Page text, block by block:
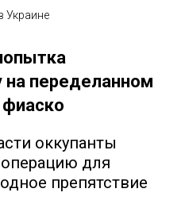
Украине
на переделанном
фиаско
оккупанты
для
препятствие